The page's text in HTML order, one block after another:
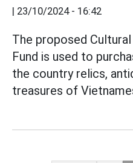
| 23/10/2024 - 16:42
The proposed
Fund is used to
the country relics,
treasures of